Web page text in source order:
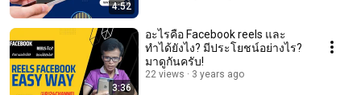
4:52
3:36
อะไรคือ Facebook reels และ
ทำได้ยังไง? มีประโยชน์อย่างไร?
มาดูกันครับ!
22 views 3 years ago